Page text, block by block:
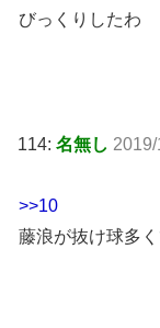
びっくりしたわ
114: 名無し
>>10
藤浪が抜け球多